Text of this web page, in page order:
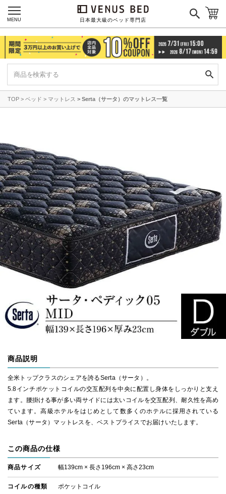
日本最大級のベッド専門店
MENU
TOP ベッド マットレス Serta（サータ）のマットレス一覧
商品説明
全米トップクラスのシェアを誇るSerta（サータ）。
5.8インチポケットコイルの交互配列を中央に配置し身体をしっかりと支え
ます。腰掛ける事が多い両サイドには太いコイルを交互配列、耐久性を高め
ています。高級ホテルをはじめとして数多くのホテルに採用されている
Serta（サータ）マットレスを、ベストプライスでお届けいたします。
この商品の仕様
商品サイズ 幅139cm × 長さ196cm × 高さ23cm
コイルの種類 ポケットコイル